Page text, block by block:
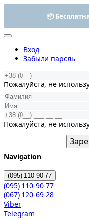
📦
Вход
Забыли пароль
Пожалуйста, не
Пожалуйста, не
Navigation
(095) 110-90-77
(095) 110-90-77
(067) 120-69-28
Viber
Telegram